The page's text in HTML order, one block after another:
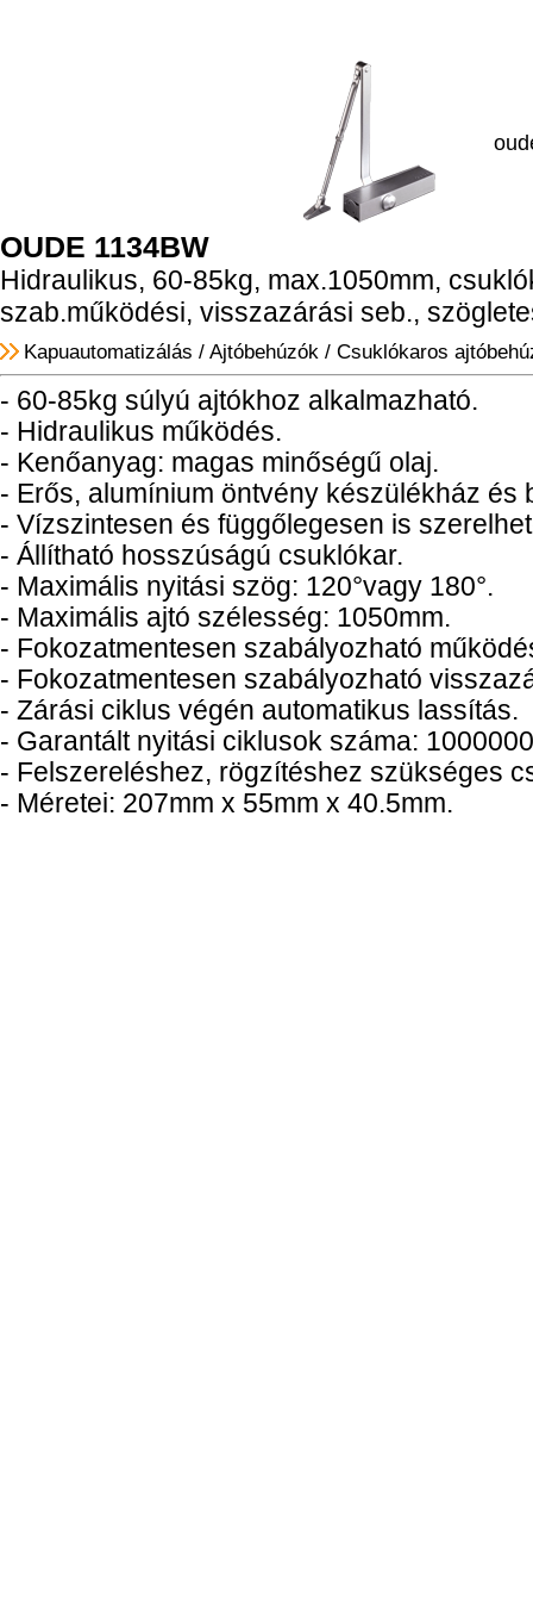
OUDE 1134BW
Hidraulikus, 60-85kg, max.1050mm,
szab.működési, visszazárási seb.,
Kapuautomatizálás / Ajtóbehúzók / Csuklókaros
- 60-85kg súlyú ajtókhoz alkalmazható.
- Hidraulikus működés.
- Kenőanyag: magas minőségű olaj.
- Erős, alumínium öntvény készülékház és
- Vízszintesen és függőlegesen is
- Állítható hosszúságú csuklókar.
- Maximális nyitási szög: 120°vagy 180°.
- Maximális ajtó szélesség: 1050mm.
- Fokozatmentesen szabályozható
- Fokozatmentesen szabályozható
- Zárási ciklus végén automatikus lassítás.
- Garantált nyitási ciklusok száma:
- Felszereléshez, rögzítéshez szükséges
- Méretei: 207mm x 55mm x 40.5mm.